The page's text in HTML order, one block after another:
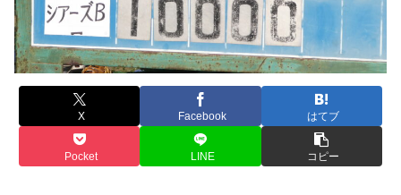
X Facebook はてブ
Pocket LINE コピー